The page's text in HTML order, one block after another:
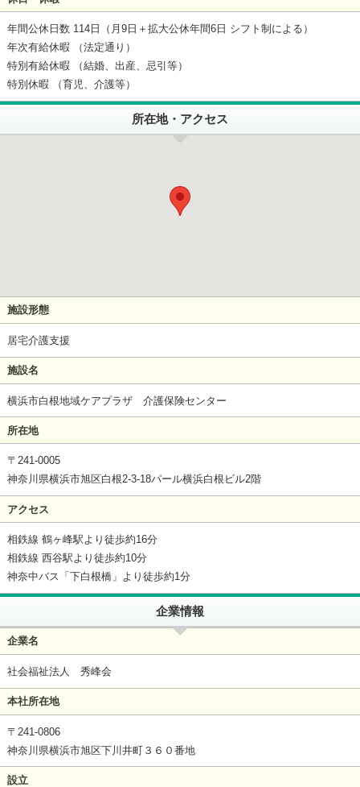
年間公休日数 114日（月9日＋拡大公休年間6日 シフト制による）
年次有給休暇 （法定通り）
特別有給休暇 （結婚、出産、忌引等）
特別休暇 （育児、介護等）
所在地・アクセス
施設形態
居宅介護支援
施設名
横浜市白根地域ケアプラザ 介護保険センター
所在地
〒241-0005
神奈川県横浜市旭区白根2-3-18パール横浜白根ビル2階
アクセス
相鉄線 鶴ヶ峰駅より徒歩約16分
相鉄線 西谷駅より徒歩約10分
神奈中バス「下白根橋」より徒歩約1分
企業情報
企業名
社会福祉法人 秀峰会
本社所在地
〒241-0806
神奈川県横浜市旭区下川井町３６０番地
設立